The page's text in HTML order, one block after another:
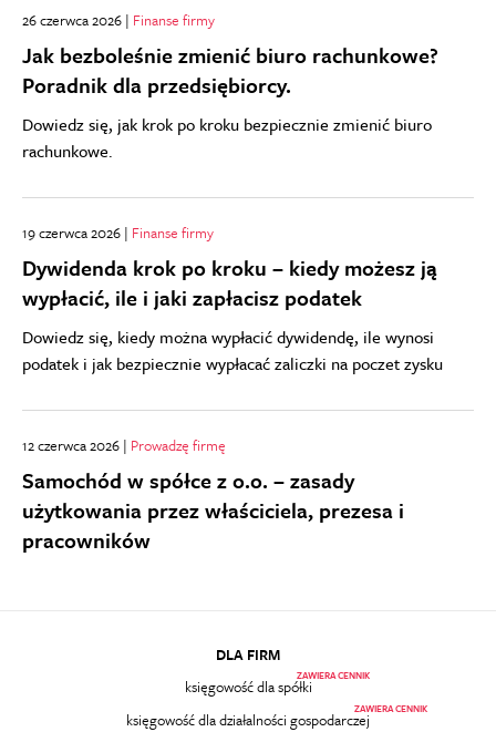
26 czerwca 2026 | Finanse firmy
Jak bezboleśnie zmienić biuro rachunkowe?
Poradnik dla przedsiębiorcy.
Dowiedz się, jak krok po kroku bezpiecznie zmienić biuro
rachunkowe.
19 czerwca 2026 | Finanse firmy
Dywidenda krok po kroku – kiedy możesz ją
wypłacić, ile i jaki zapłacisz podatek
Dowiedz się, kiedy można wypłacić dywidendę, ile wynosi
podatek i jak bezpiecznie wypłacać zaliczki na poczet zysku
12 czerwca 2026 | Prowadzę firmę
Samochód w spółce z o.o. – zasady
użytkowania przez właściciela, prezesa i
pracowników
DLA FIRM
księgowość dla spółki
ZAWIERA CENNIK
księgowość dla działalności gospodarczej
ZAWIERA CENNIK